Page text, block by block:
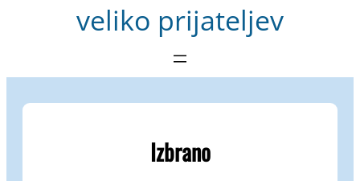
veliko prijateljev
Izbrano